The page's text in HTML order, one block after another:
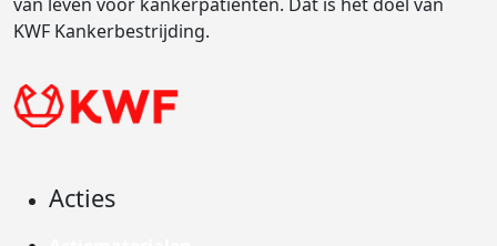
KWF Kankerbestrijding.
Acties